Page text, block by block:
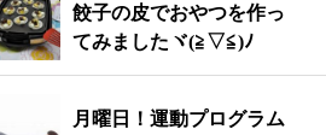
餃子の皮でおやつを作っ
てみましたヾ(≧▽≦)ﾉ
月曜日！運動プログラム